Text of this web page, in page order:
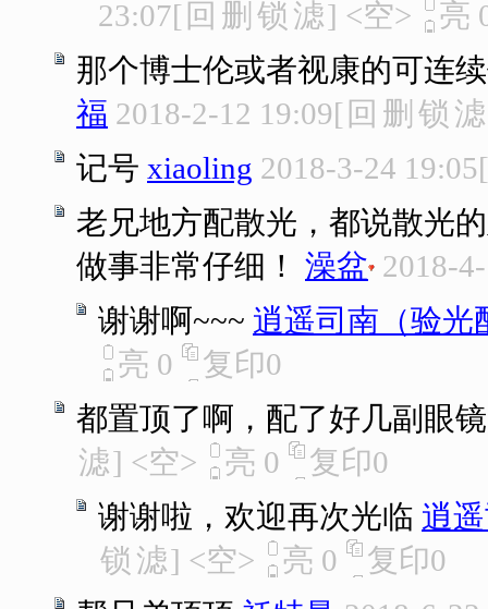
23:07[ 回 删 锁 滤] <空> 亮
那个博士伦或者视康的可连
福 2018-2-12 19:09[ 回 删 锁 滤
记号 xiaoling 2018-3-24 19:05[
老兄地方配散光，都说散光
做事非常仔细！
澡盆 2018-
谢谢啊~~~ 逍遥司南（验光
亮 0 复印0
都置顶了啊，配了好几副眼
滤] <空> 亮 0 复印0
谢谢啦，欢迎再次光临 逍
锁 滤] <空> 亮 0 复印0